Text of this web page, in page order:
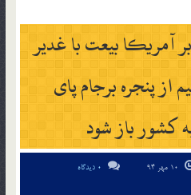
آمریکا بیعت با غدیر
از پنجره برجام پای
کشور باز شود
0 دیدگاه